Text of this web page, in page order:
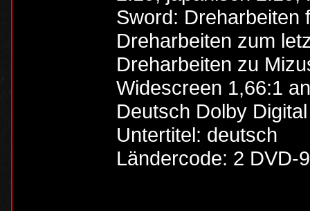
Sword: Dreharbeiten
Dreharbeiten zum
Dreharbeiten zu
Widescreen 1,66:1
Deutsch Dolby
Untertitel: deutsch
Ländercode: 2 DVD-